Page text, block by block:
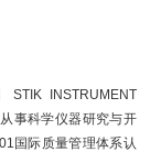
INSTRUMENT
事科学仪器研究与开
国际质量管理体系认